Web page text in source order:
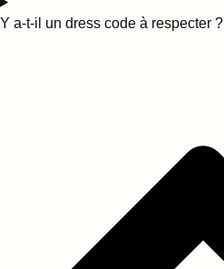
Y a-t-il un dress code à respecter ?